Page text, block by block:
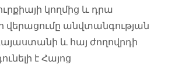
կողմից և դրա
վերացումը անվտանգության
և հայ ժողովրդի
է Հայոց